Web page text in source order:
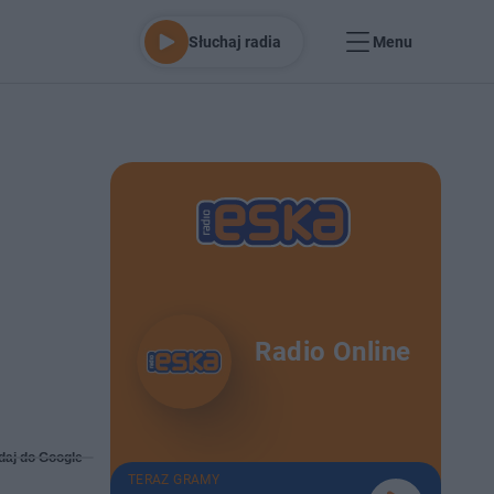
Słuchaj radia Menu
do Google
Radio Online
TERAZ GRAMY